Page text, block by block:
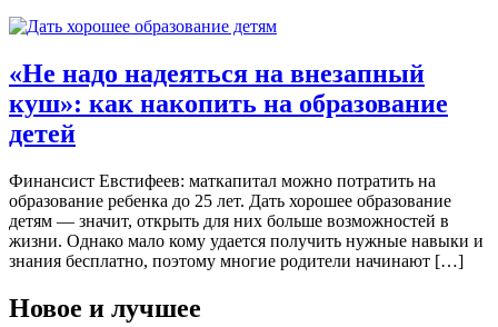
«Не надо надеяться на внезапный
куш»: как накопить на образование
детей
Финансист Евстифеев: маткапитал можно потратить на
образование ребенка до 25 лет. Дать хорошее образование
детям — значит, открыть для них больше возможностей в
жизни. Однако мало кому удается получить нужные навыки и
знания бесплатно, поэтому многие родители начинают […]
Новое и лучшее